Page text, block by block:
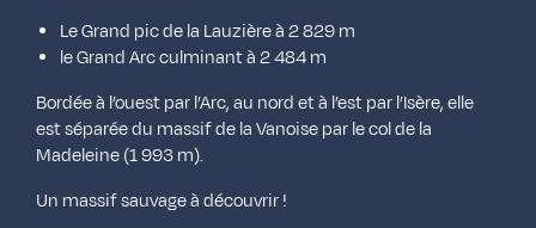
Le Grand pic de la Lauzière à 2 829 m
le Grand Arc culminant à 2 484 m
Bordée à l’ouest par l’Arc, au nord et à l’est par l’Isère, elle
est séparée du massif de la Vanoise par le col de la
Madeleine (1 993 m).
Un massif sauvage à découvrir !